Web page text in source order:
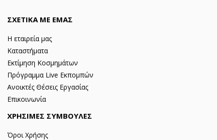
ΣΧΕΤΙΚΑ ΜΕ ΕΜΑΣ
Η εταιρεία μας
Καταστήματα
Εκτίμηση Κοσμημάτων
Πρόγραμμα Live Εκπομπών
Ανοικτές Θέσεις Εργασίας
Επικοινωνία
ΧΡΗΣΙΜΕΣ ΣΥΜΒΟΥΛΕΣ
Όροι Χρήσης